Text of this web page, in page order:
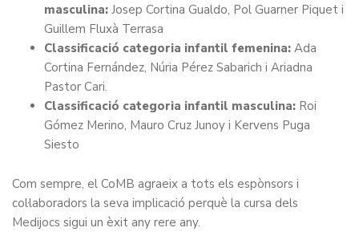
masculina: Josep Cortina Gualdo, Pol Guarner Piquet i
Guillem Fluxà Terrasa
Classificació categoria infantil femenina: Ada
Cortina Fernández, Núria Pérez Sabarich i Ariadna
Pastor Cari.
Classificació categoria infantil masculina: Roi
Gómez Merino, Mauro Cruz Junoy i Kervens Puga
Siesto
Com sempre, el CoMB agraeix a tots els espònsors i
col·laboradors la seva implicació perquè la cursa dels
Medijocs sigui un èxit any rere any.